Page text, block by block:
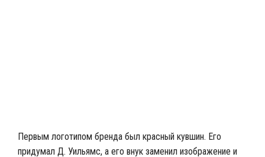
Первым логотипом бренда был красный кувшин. Его
придумал Д. Уильямс, а его внук заменил изображение и